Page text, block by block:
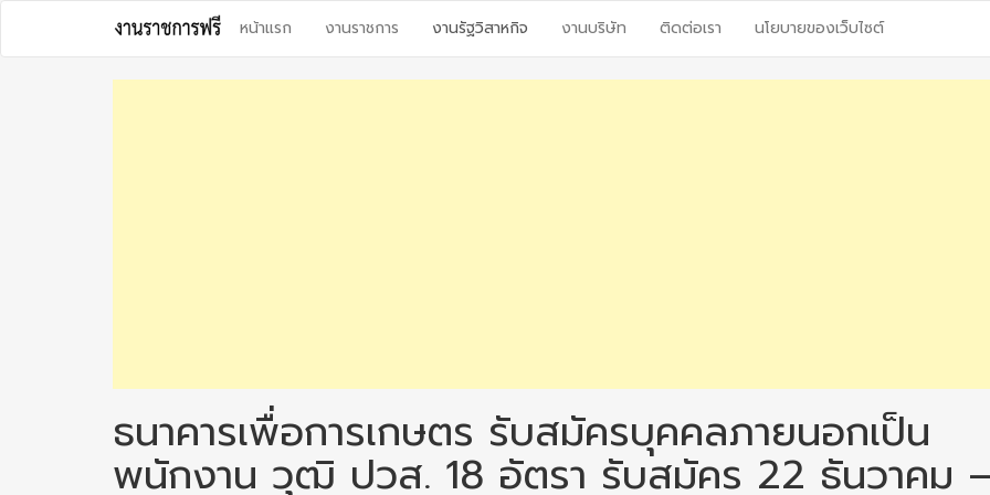
content
หน้าแรก งานราชการ งานรัฐวิสาหกิจ งานบริษัท ติดต่อเรา นโยบายของเว็บไซต์
ธนาคารเพื่อการเกษตร รับสมัครบุคคลภายนอกเป็น
พนักงาน วุฒิ ปวส. 18 อัตรา รับสมัคร 22 ธันวาคม